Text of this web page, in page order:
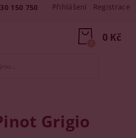
150 750 Přihlášení Registrace
0 Kč
0
Grigio